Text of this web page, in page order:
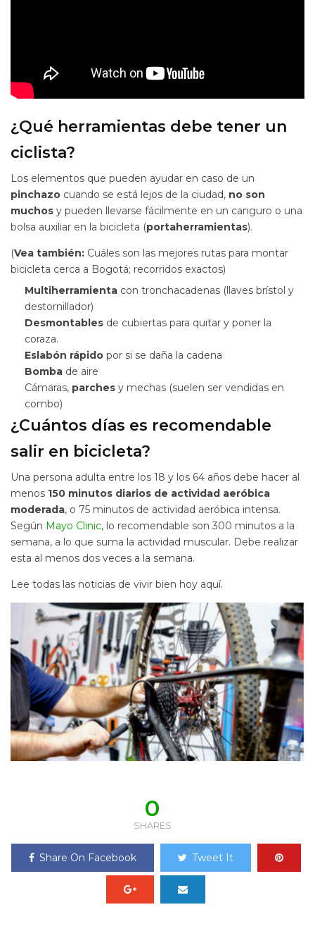
¿Qué herramientas debe tener un
ciclista?
Los elementos que pueden ayudar en caso de un
pinchazo cuando se está lejos de la ciudad, no son
muchos y pueden llevarse fácilmente en un canguro o una
bolsa auxiliar en la bicicleta (portaherramientas).
(Vea también: Cuáles son las mejores rutas para montar
bicicleta cerca a Bogotá; recorridos exactos)
Multiherramienta con tronchacadenas (llaves brístol y
destornillador)
Desmontables de cubiertas para quitar y poner la
coraza.
Eslabón rápido por si se daña la cadena
Bomba de aire
Cámaras, parches y mechas (suelen ser vendidas en
combo)
¿Cuántos días es recomendable
salir en bicicleta?
Una persona adulta entre los 18 y los 64 años debe hacer al
menos 150 minutos diarios de actividad aeróbica
moderada, o 75 minutos de actividad aeróbica intensa.
Según Mayo Clinic, lo recomendable son 300 minutos a la
semana, a lo que suma la actividad muscular. Debe realizar
esta al menos dos veces a la semana.
Lee todas las noticias de vivir bien hoy aquí.
0
SHARES
Share On Facebook Tweet It